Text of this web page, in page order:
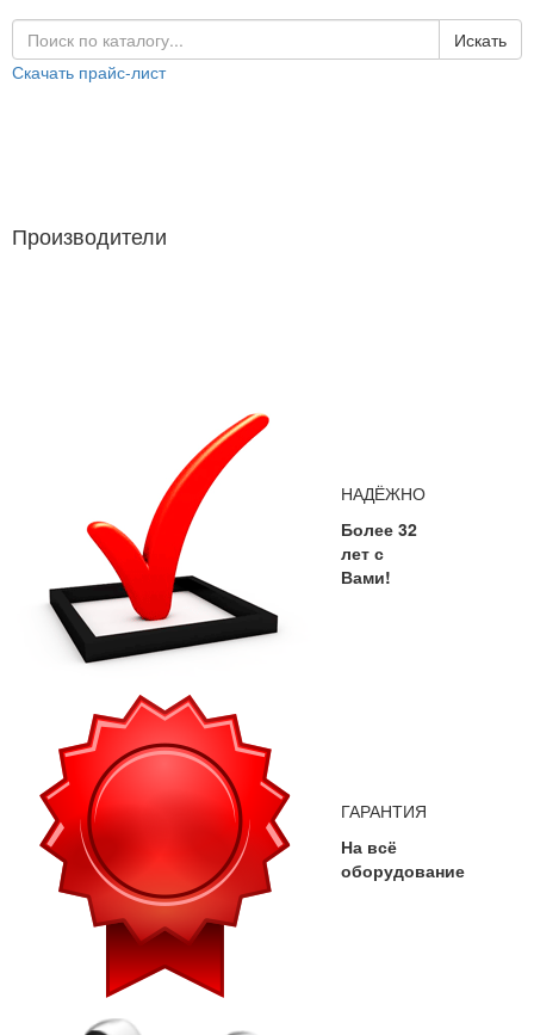
Искать
Скачать прайс-лист
Производители
НАДЁЖНО
Более 32
лет с
Вами!
ГАРАНТИЯ
На всё
оборудование